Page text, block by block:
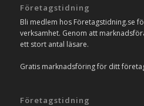
Företagstidning
Bli medlem hos Företagstidning.se
verksamhet. Genom att
ett stort antal läsare.
Gratis marknadsföring för ditt
Företagstidning